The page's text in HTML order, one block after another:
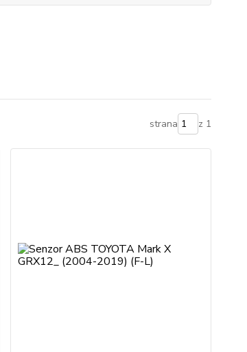
strana z 1